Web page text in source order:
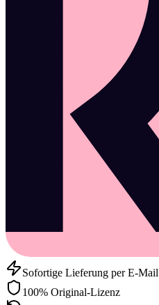
Sofortige Lieferung per E-Mail
100% Original-Lizenz